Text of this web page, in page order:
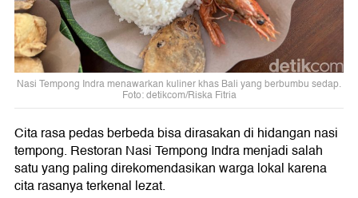
Nasi Tempong Indra menawarkan kuliner khas Bali yang berbumbu sedap.
Foto: detikcom/Riska Fitria
Cita rasa pedas berbeda bisa dirasakan di hidangan nasi
tempong. Restoran Nasi Tempong Indra menjadi salah
satu yang paling direkomendasikan warga lokal karena
cita rasanya terkenal lezat.